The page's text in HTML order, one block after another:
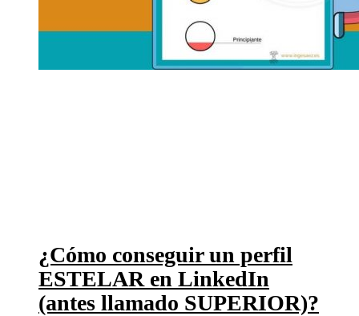
¿Cómo conseguir un perfil
ESTELAR en LinkedIn
(antes llamado SUPERIOR)?